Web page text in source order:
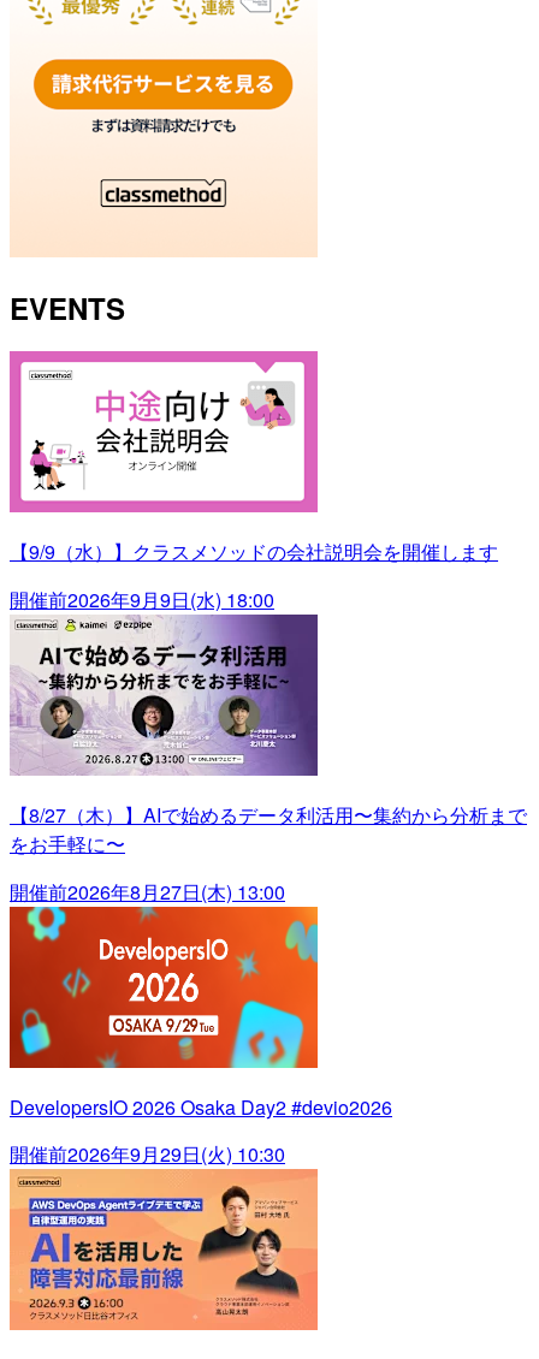
EVENTS
【9/9（水）】クラスメソッドの会社説明会を開催します
開催前2026年9月9日(水) 18:00
【8/27（木）】AIで始めるデータ利活用〜集約から分析まで
をお手軽に〜
開催前2026年8月27日(木) 13:00
DevelopersIO 2026 Osaka Day2 #devio2026
開催前2026年9月29日(火) 10:30